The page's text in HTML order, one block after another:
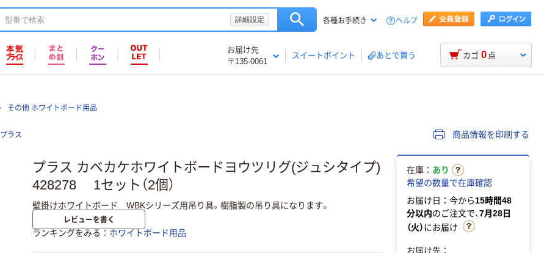
詳細設定 各種お手続き ヘルプ
お届け先
〒135-0061
スイートポイント あとで買う カゴ 0 点
その他 ホワイトボード用品
プラス 商品情報を印刷する
プラス カベカケホワイトボードヨウツリグ(ジュシタイプ)
428278 1セット（2個）
壁掛けホワイトボード WBKシリーズ用吊り具。樹脂製の吊り具になります。
レビューを書く
ランキングをみる ホワイトボード用品
在庫： あり
希望の数量で在庫確認
お届け日：今から15時間48
分以内のご注文で、7月28日
（火）にお届け
お届け先：